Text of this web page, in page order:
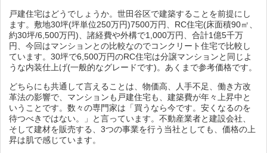
戸建住宅はどうでしょうか。世田谷区で建築することを前提にし
ます。敷地30坪(坪単位250万円)7500万円、RC住宅(床面積90㎡、
約30坪/6,500万円)、諸経費や外構で1,000万円、合計1億5千万
円、今回はマンションとの比較なのでコンクリート住宅で比較し
ています。30坪で6,500万円のRC住宅は分譲マンションと同じよ
うな内装仕上げ(一般的なグレードです)。あくまで参考価格です。
どちらにも共通して言えることは、物価高、人手不足、働き方改
革法の影響で、マンションも戸建住宅も、建築費が年々上昇中と
いうことです。数々の専門家は「買うなら今です。安くなるのを
待つべきではない。」と言っています。不動産業者と建設会社、
そして建材を販売する、3つの事業を行う当社としても、価格の上
昇は肌で感じています。